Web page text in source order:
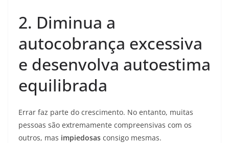
2. Diminua a
autocobrança excessiva
e desenvolva autoestima
equilibrada
Errar faz parte do crescimento. No entanto, muitas
pessoas são extremamente compreensivas com os
outros, mas impiedosas consigo mesmas.